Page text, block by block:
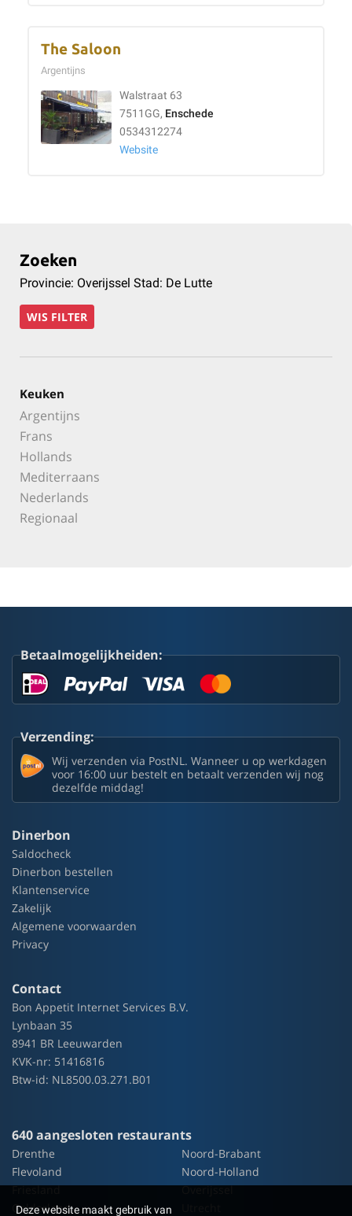
Deze website maakt gebruik van
The Saloon
Argentijns
Walstraat 63
7511GG, Enschede
0534312274
Website
Zoeken
Provincie: Overijssel Stad: De Lutte
WIS FILTER
Keuken
Argentijns
Frans
Hollands
Mediterraans
Nederlands
Regionaal
Betaalmogelijkheiden:
Verzending:
Wij verzenden via PostNL. Wanneer u op werkdagen
voor 16:00 uur bestelt en betaalt verzenden wij nog
dezelfde middag!
Dinerbon
Saldocheck
Dinerbon bestellen
Klantenservice
Zakelijk
Algemene voorwaarden
Privacy
Contact
Bon Appetit Internet Services B.V.
Lynbaan 35
8941 BR Leeuwarden
KVK-nr: 51416816
Btw-id: NL8500.03.271.B01
640 aangesloten restaurants
Drenthe
Flevoland
Friesland
Gelderland
Noord-Brabant
Noord-Holland
Overijssel